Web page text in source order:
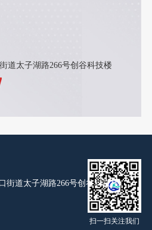
道太子湖路266号创谷科技楼
扫一扫关注我们
街道太子湖路266号创谷科技楼